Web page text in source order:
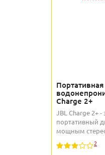
Портативная
Charge 2+
JBL Charge 2+
портативный
мощным
2